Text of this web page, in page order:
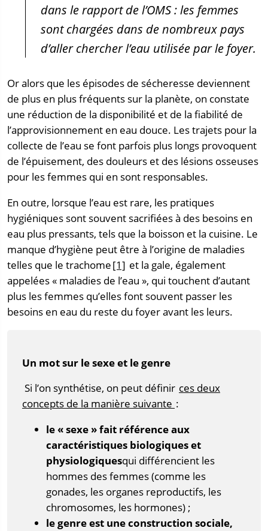
dans le rapport de l’OMS : les femmes
sont chargées dans de nombreux pays
d’aller chercher l’eau utilisée par le foyer.
Or alors que les épisodes de sécheresse deviennent
de plus en plus fréquents sur la planète, on constate
une réduction de la disponibilité et de la fiabilité de
l’approvisionnement en eau douce. Les trajets pour la
collecte de l’eau se font parfois plus longs provoquent
de l’épuisement, des douleurs et des lésions osseuses
pour les femmes qui en sont responsables.
En outre, lorsque l’eau est rare, les pratiques
hygiéniques sont souvent sacrifiées à des besoins en
eau plus pressants, tels que la boisson et la cuisine. Le
manque d’hygiène peut être à l’origine de maladies
telles que le trachome[1] et la gale, également
appelées « maladies de l’eau », qui touchent d’autant
plus les femmes qu’elles font souvent passer les
besoins en eau du reste du foyer avant les leurs.
Un mot sur le sexe et le genre
Si l’on synthétise, on peut définir ces deux
concepts de la manière suivante :
le « sexe » fait référence aux
caractéristiques biologiques et
physiologiquesqui différencient les
hommes des femmes (comme les
gonades, les organes reproductifs, les
chromosomes, les hormones) ;
le genre est une construction sociale,